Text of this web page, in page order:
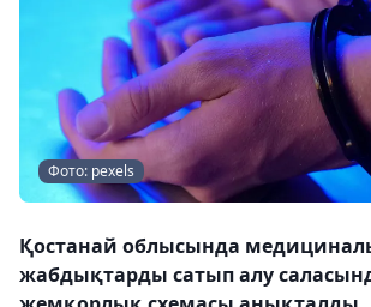
Фото: pexels
Қостанай облысында
жабдықтарды сатып алу